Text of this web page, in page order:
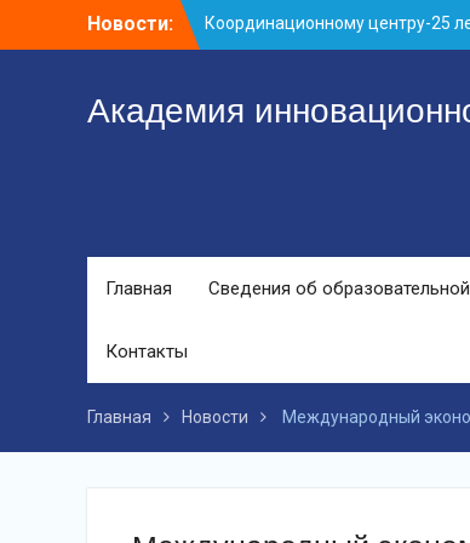
Новости:
Заседание рабочей группа
С юбилеем КЦ!
Академия
Главная Сведения об
Контакты
Главная Новости Международный